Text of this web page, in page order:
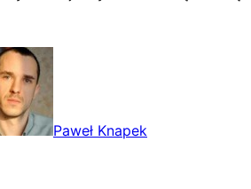
Paweł Knapek